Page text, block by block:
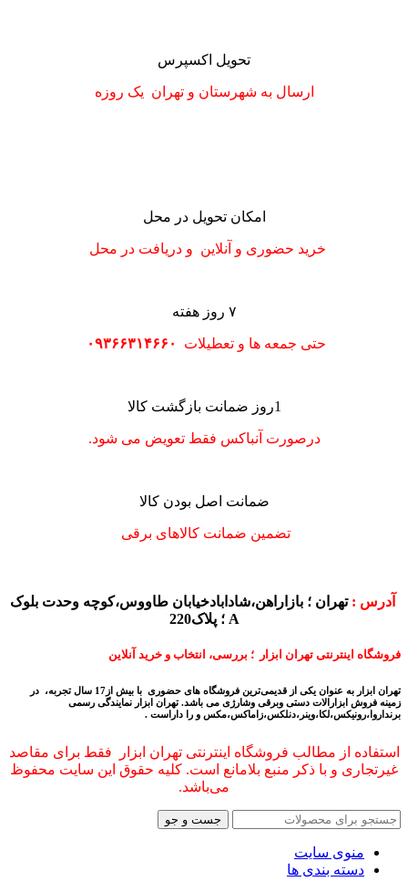
تحویل اکسپرس
ارسال به شهرستان و تهران یک روزه
امکان تحویل در محل
خرید حضوری و آنلاین و دریافت در محل
۷ روز هفته
حتی جمعه ها و تعطیلات ۰۹۳۶۶۳۱۴۶۶۰
1روز ضمانت بازگشت کالا
درصورت آنباکس فقط تعویض می شود.
ضمانت اصل بودن کالا
تضمین ضمانت کالاهای برقی
آدرس : تهران ؛ بازاراهن،شادابادخیابان طاووس،کوچه وحدت بلوک
A ؛ پلاک220
فروشگاه اینترنتی تهران ابزار ؛ بررسی، انتخاب و خرید آنلاین
تهران ابزار به عنوان یکی از قدیمی‌ترین فروشگاه های حضوری با بیش از17 سال تجربه، در
زمینه فروش ابزارالات دستی وبرقی وشارژی می باشد.تهران ابزار نمایندگی رسمی
برنداروا،رونیکس،لکا،وینر،دنلکس،زاماکس،مکس و را داراست .
استفاده از مطالب فروشگاه اینترنتی تهران ابزار فقط برای مقاصد
غیرتجاری و با ذکر منبع بلامانع است. کلیه حقوق این سایت محفوظ
می‌باشد.
جست و جو
منوی سایت
دسته بندی ها